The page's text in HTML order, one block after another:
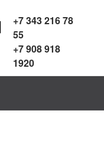
+7 343 216 78
55
+7 908 918
1920